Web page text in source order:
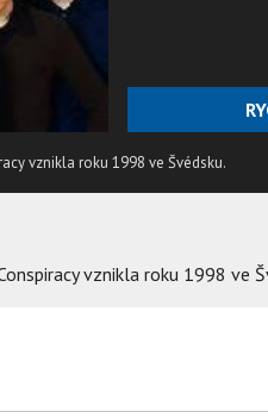
vznikla roku 1998 ve Švédsku.
vznikla roku 1998 ve